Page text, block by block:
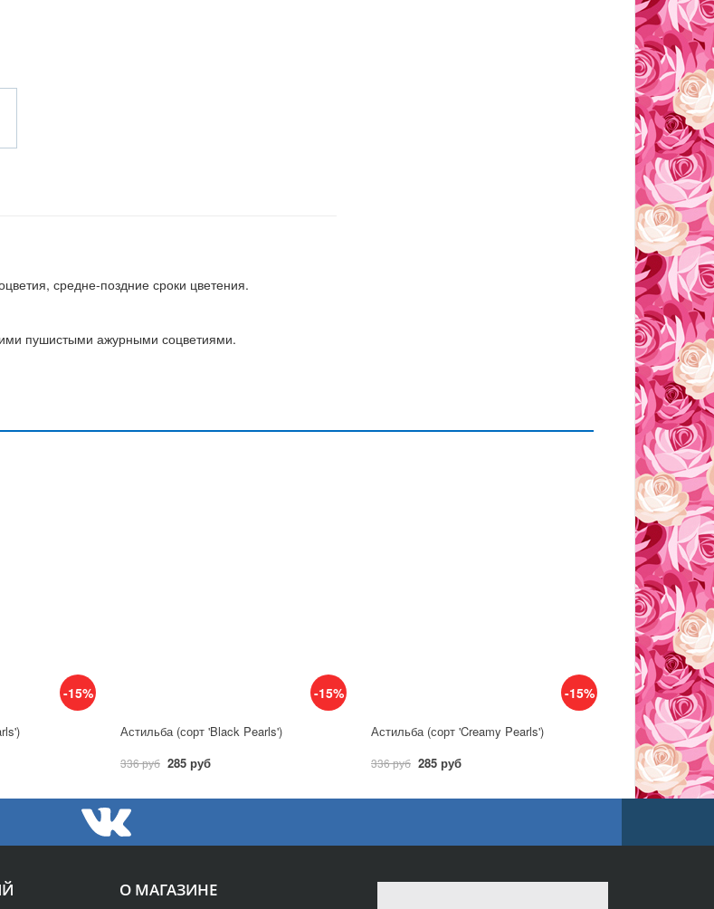
средне-поздние сроки цветения.
пушистыми ажурными соцветиями.
-15% -15%
Астильба (сорт 'Black Pearls')
336 руб 285 руб
-15%
Астильба (сорт 'Creamy Pearls')
336 руб 285 руб
О МАГАЗИНЕ